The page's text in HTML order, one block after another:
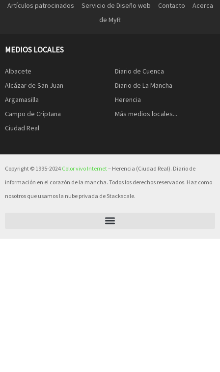
Artículos patrocinados Servicio de Diseño web Contacto
Acerca
de MyR
MEDIOS LOCALES
Albacete
Alcázar de San Juan
Argamasilla
Campo de Criptana
Ciudad Real
Diario de Cuenca
Diario de La Mancha
Herencia
Más medios locales...
Copyright © 1995-2024 Color vivo Internet– Herencia (Ciudad Real). Diario de
información en el corazón de la mancha. Todos los derechos reservados. Haz como
nosotros que usamos la nube privada de Stackscale.